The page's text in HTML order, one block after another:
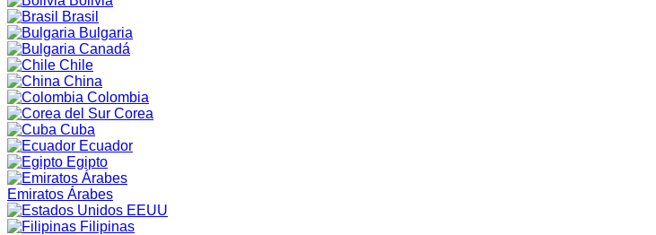
Brasil
Bulgaria
Canadá
Chile
China
Colombia
Corea
Cuba
Ecuador
Egipto
Emiratos Árabes
EEUU
Filipinas